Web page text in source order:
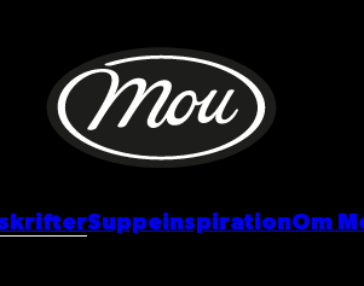
SuppeinspirationOm